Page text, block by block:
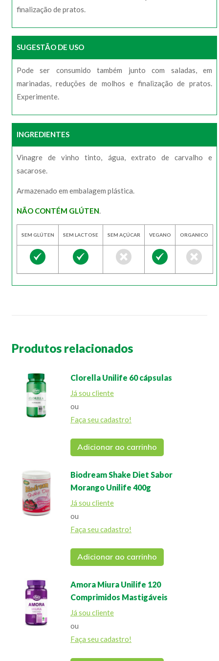
finalização de pratos.
SUGESTÃO DE USO
Pode ser consumido também junto com saladas, em
marinadas, reduções de molhos e finalização de pratos.
Experimente.
INGREDIENTES
Vinagre de vinho tinto, água, extrato de carvalho e
sacarose.
Armazenado em embalagem plástica.
NÃO CONTÉM GLÚTEN.
SEM GLÚTEN SEM LACTOSE SEM AÇÚCAR VEGANO ORGANICO
Produtos relacionados
Clorella Unilife 60 cápsulas
Já sou cliente
ou
Faça seu cadastro!
Adicionar ao carrinho
Biodream Shake Diet Sabor
Morango Unilife 400g
Já sou cliente
ou
Faça seu cadastro!
Adicionar ao carrinho
Amora Miura Unilife 120
Comprimidos Mastigáveis
Já sou cliente
ou
Faça seu cadastro!